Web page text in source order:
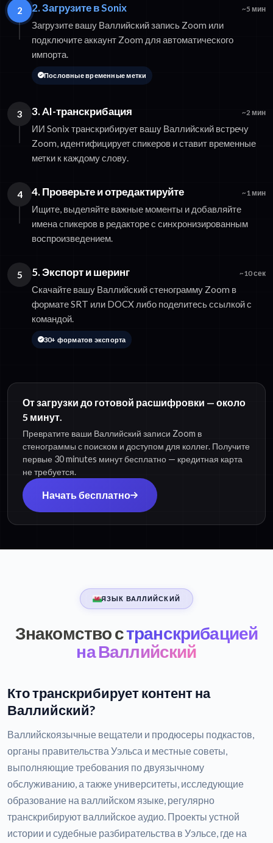
2 2. Загрузите в Sonix ~5 мин
Загрузите вашу Валлийский запись Zoom или
подключите аккаунт Zoom для автоматического
импорта.
Пословные временные метки
3 3. AI-транскрибация ~2 мин
ИИ Sonix транскрибирует вашу Валлийский встречу
Zoom, идентифицирует спикеров и ставит временные
метки к каждому слову.
4 4. Проверьте и отредактируйте ~1 мин
Ищите, выделяйте важные моменты и добавляйте
имена спикеров в редакторе с синхронизированным
воспроизведением.
5 5. Экспорт и шеринг ~10 сек
Скачайте вашу Валлийский стенограмму Zoom в
формате SRT или DOCX либо поделитесь ссылкой с
командой.
30+ форматов экспорта
От загрузки до готовой расшифровки — около
5 минут.
Превратите ваши Валлийский записи Zoom в
стенограммы с поиском и доступом для коллег. Получите
первые 30 minutes минут бесплатно — кредитная карта
не требуется.
Начать бесплатно
ЯЗЫК ВАЛЛИЙСКИЙ
Знакомство странскрибацией
на Валлийский
Кто транскрибирует контент на
Валлийский?
Валлийскоязычные вещатели и продюсеры подкастов,
органы правительства Уэльса и местные советы,
выполняющие требования по двуязычному
обслуживанию, а также университеты, исследующие
образование на валлийском языке, регулярно
транскрибируют валлийское аудио. Проекты устной
истории и судебные разбирательства в Уэльсе, где на